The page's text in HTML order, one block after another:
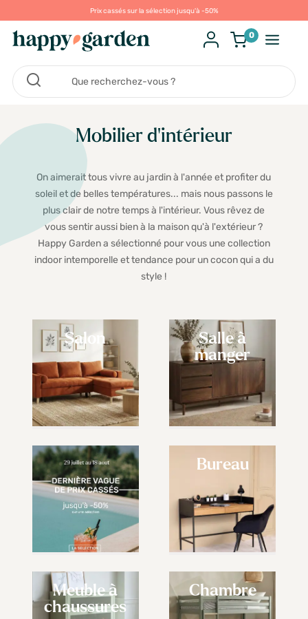
Prix cassés sur la sélection jusqu'à -50%
0
Mobilier d'intérieur
On aimerait tous vivre au jardin à l'année et profiter du
soleil et de belles températures... mais nous passons le
plus clair de notre temps à l'intérieur. Vous rêvez de
vous sentir aussi bien à la maison qu'à l'extérieur ?
Happy Garden a sélectionné pour vous une collection
indoor intemporelle et tendance pour un cocon qui a du
style !
Salon
Salle à
manger
Bureau
Meuble à
chaussures
Chambre